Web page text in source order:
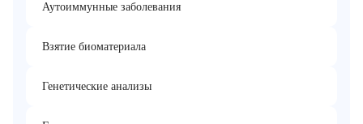
Аутоиммунные заболевания
Взятие биоматериала
Генетические анализы